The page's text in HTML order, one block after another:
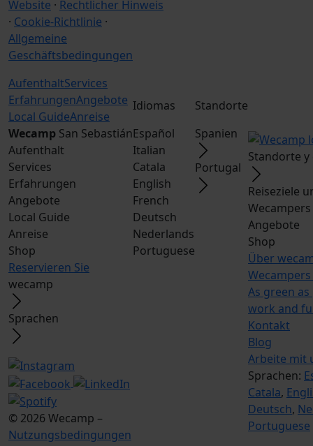
Website · Rechtlicher Hinweis
· Cookie-Richtlinie ·
Allgemeine
Geschäftsbedingungen
AufenthaltServices
ErfahrungenAngebote
Local GuideAnreise
Wecamp San Sebastián
Aufenthalt
Services
Erfahrungen
Angebote
Local Guide
Anreise
Shop
Reservieren Sie
wecamp
Sprachen
© 2026 Wecamp –
Nutzungsbedingungen
Idiomas
Español
Italian
Catala
English
French
Deutsch
Nederlands
Portuguese
Standorte
Spanien
Portugal
Standorte
Reiseziele
Angebote
Shop
Über
As green
work and
Kontakt
Blog
Arbeite mit
Sprachen:
Catala,
Deutsch,
Portuguese